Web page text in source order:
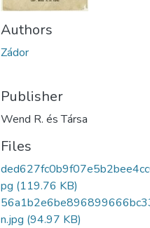
Authors
Zádor
Publisher
Wend R. és Társa
Files
pg (119.76 KB)
n.jpg (94.97 KB)